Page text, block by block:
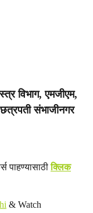
विभाग, एमजीएम,
संभाजीनगर
पाहण्यासाठीक्लिक
& Watch